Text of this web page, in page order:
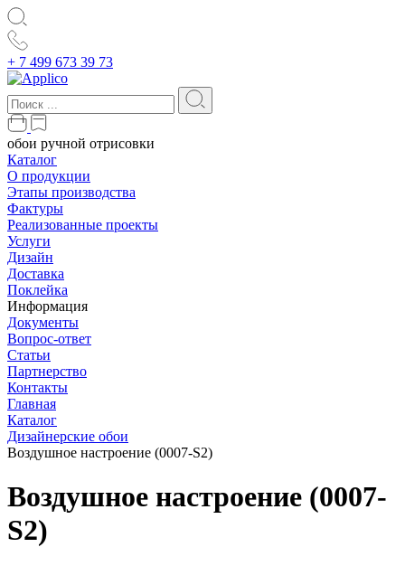
+ 7 499 673 39 73
обои ручной отрисовки
Каталог
О продукции
Этапы производства
Фактуры
Реализованные проекты
Услуги
Дизайн
Доставка
Поклейка
Информация
Документы
Вопрос-ответ
Статьи
Партнерство
Контакты
Главная
Каталог
Дизайнерские обои
Воздушное настроение (0007-S2)
Воздушное настроение (0007-
S2)